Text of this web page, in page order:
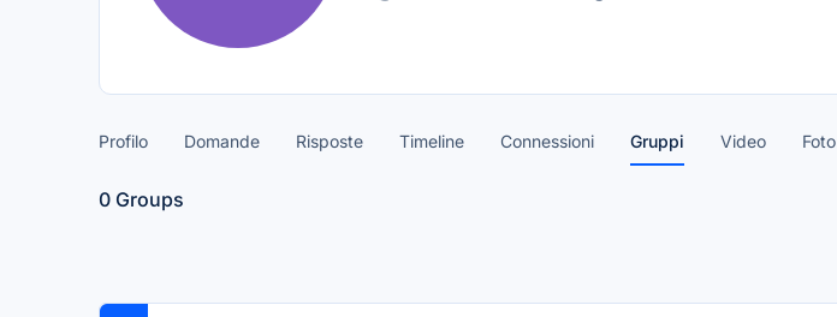
Profilo Domande Risposte Timeline Connessioni Gruppi Video Foto
0 Groups